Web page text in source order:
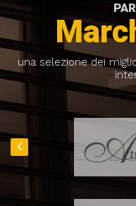
una selezione dei